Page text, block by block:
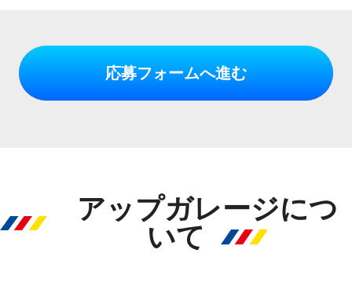
応募フォームへ進む
アップガレージにつ
いて